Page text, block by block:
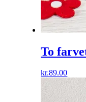
To
kr.89.00